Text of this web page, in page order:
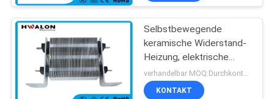
Selbstbewegende
keramische Widerstand-
Heizung, elektrische
Heizung Auto-
Klimaanlage PTC
verhandelbar MOQ:Durchkontaktierung
KONTAKT